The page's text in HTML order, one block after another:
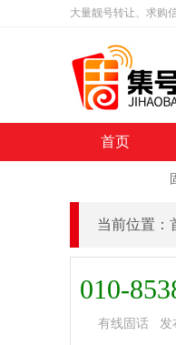
大量靓号转让、求购
首页
当前位置：
010-
有线固话 发